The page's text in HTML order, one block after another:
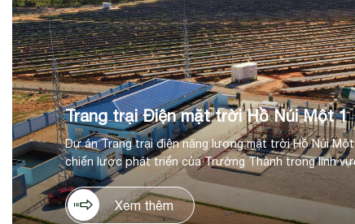
Trang trại Điện mặt trời Hồ Núi Một 1
Dự án Trang trại điện năng lượng mặt trời Hồ Núi
chiến lược phát triển của Trường Thành trong lĩnh
tại huyện Thuận Nam, tỉnh Ninh Thuận. Dự án có
đồng, trên diện tích 60ha, với công suất thiết kế 50
dự kiến hằng năm 90 KWh/năm.
Xem thêm